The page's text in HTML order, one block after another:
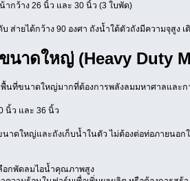
กว้าง 26 นิ้ว และ 30 นิ้ว (3 ใบพัด)
ส่ายได้กว้าง 90 องศา ถังน้ำใต้ตัวถังมีความจุสูง
นาดใหญ่ (Heavy Duty
นที่ขนาดใหญ่มากที่ต้องการพลังลมมหาศาลและ
นิ้ว และ 36 นิ้ว
นาดใหญ่และถังเก็บน้ำในตัว ไม่ต้องต่อท่อภายนอ
อกพัดลมไอน้ำคุณภาพสูง